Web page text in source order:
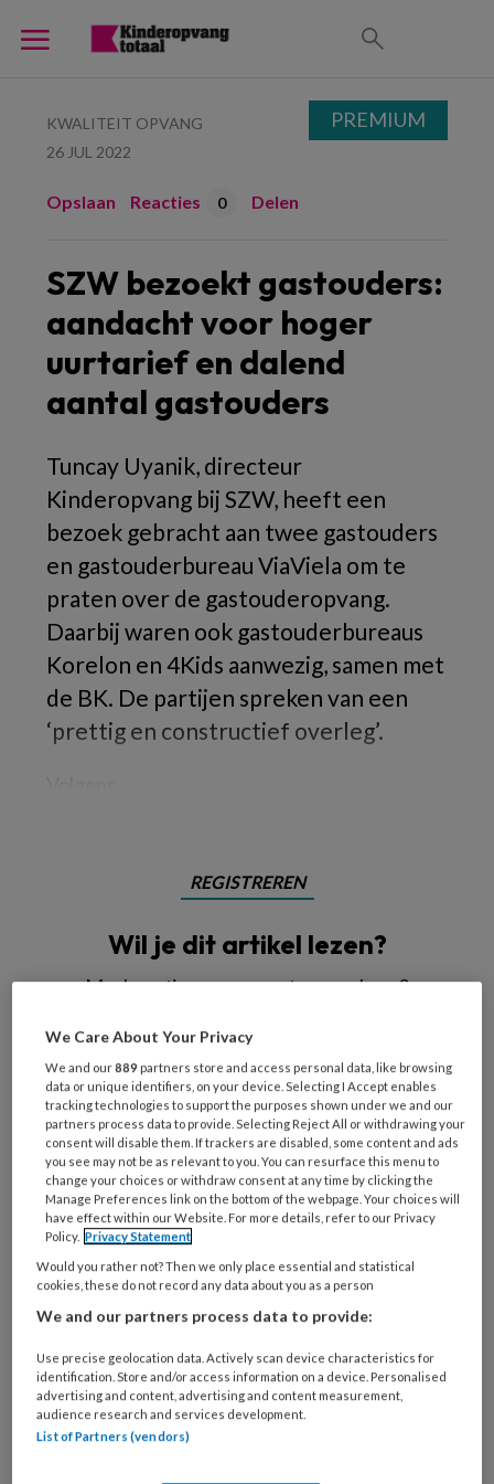
KWALITEIT OPVANG
26 JUL 2022
Opslaan Reacties 0 Delen
SZW bezoekt gastouders:
aandacht voor hoger
uurtarief en dalend
aantal gastouders
Tuncay Uyanik, directeur
Kinderopvang bij SZW, heeft een
bezoek gebracht aan twee gastouders
en gastouderbureau ViaViela om te
praten over de gastouderopvang.
Daarbij waren ook gastouderbureaus
Korelon en 4Kids aanwezig, samen met
de BK. De partijen spreken van een
‘prettig en constructief overleg’.
REGISTREREN
Wil je dit artikel lezen?
Maak gratis een account aan en lees 2
Al een account of abonnement?Log dan in
Wat
is
je
e-
mailadres?
* *
Kies
je
wachtwoord* *
Kies
functie *
Bij
welke
organisatie
PREMIUM
We Care About Your Privacy
We and our889 partners store and access personal data, like browsing
data or unique identifiers, on your device. Selecting I Accept enables
tracking technologies to support the purposes shown under we and our
partners process data to provide. Selecting Reject All or withdrawing your
consent will disable them. If trackers are disabled, some content and ads
you see may not be as relevant to you. You can resurface this menu to
change your choices or withdraw consent at any time by clicking the
Manage Preferences link on the bottom of the webpage. Your choices will
have effect within our Website. For more details, refer to our Privacy
Policy. Privacy Statement
Would you rather not? Then we only place essential and statistical
cookies, these do not record any data about you as a person
We and our partners process data to provide:
Use precise geolocation data. Actively scan device characteristics for
identification. Store and/or access information on a device. Personalised
advertising and content, advertising and content measurement,
audience research and services development.
List of Partners (vendors)